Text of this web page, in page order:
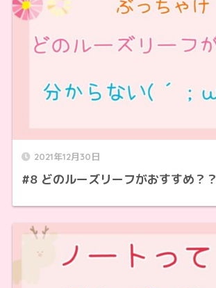
2021年12月30日
#8 どのルーズリーフがおすすめ？？